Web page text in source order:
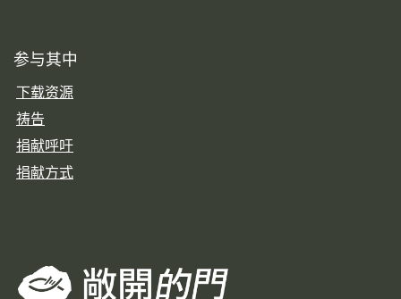
参与其中
下载资源
祷告
捐献呼吁
捐献方式